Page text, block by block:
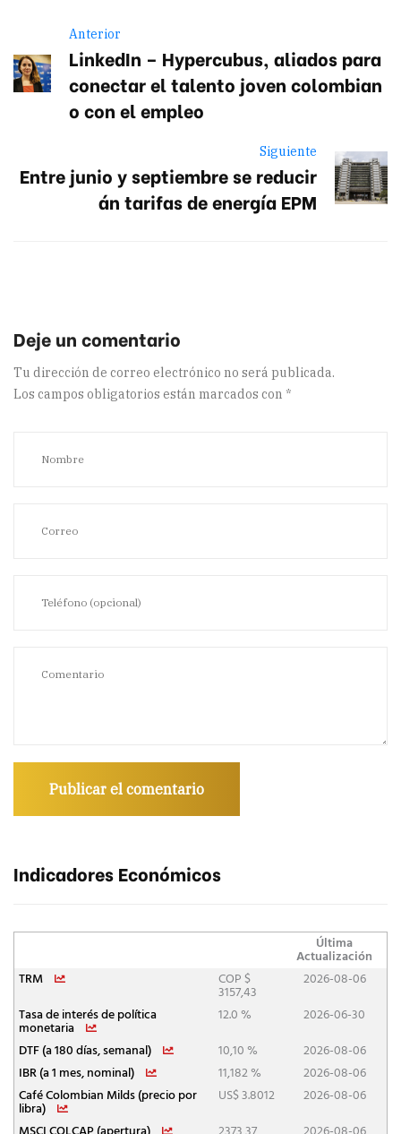
Anterior
LinkedIn – Hypercubus, aliados para
conectar el talento joven colombian
o con el empleo
Siguiente
Entre junio y septiembre se reducir
án tarifas de energía EPM
Tu dirección de correo electrónico no será publicada.
Los campos obligatorios están marcados con *
Indicadores Económicos